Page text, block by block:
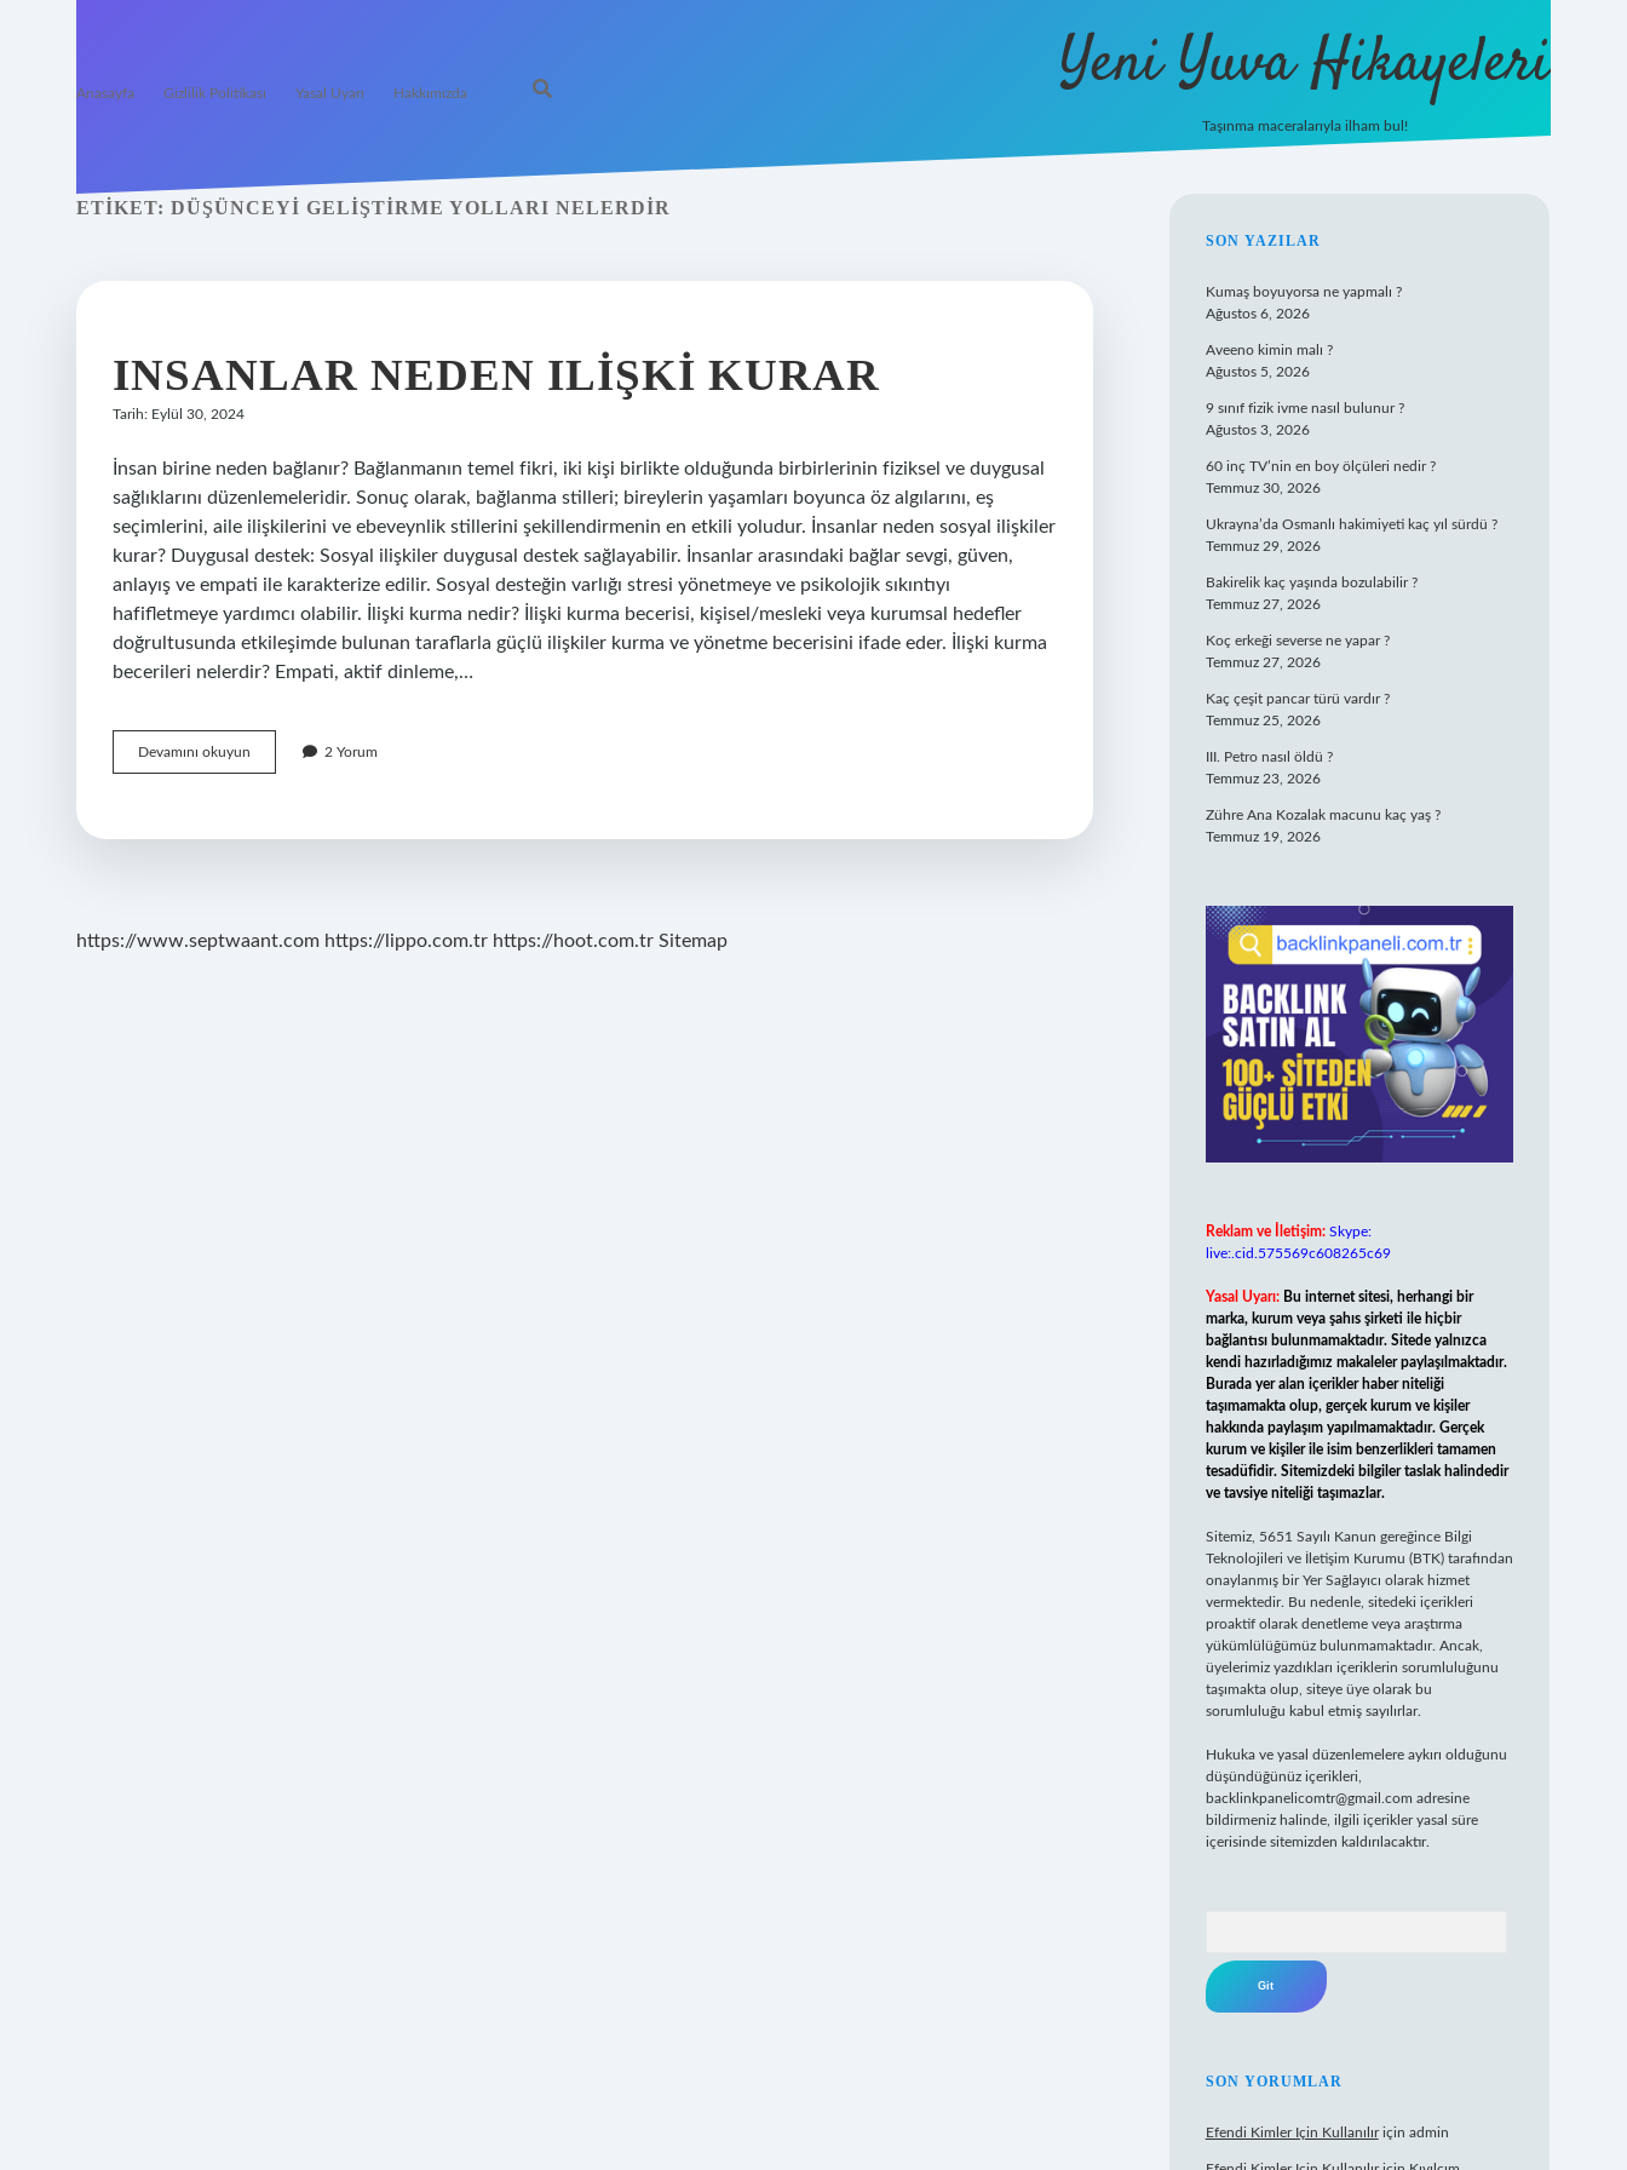
Anasayfa Gizlilik Politikası Yasal Uyarı Hakkımızda Yeni Yuva Hikayeleri
Taşınma maceralarıyla ilham bul!
ETIKET: DÜŞÜNCEYI GELIŞTIRME YOLLARI NELERDIR
INSANLAR NEDEN ILIŞKI KURAR
Tarih: Eylül 30, 2024
İnsan birine neden bağlanır? Bağlanmanın temel fikri, iki kişi birlikte olduğunda birbirlerinin fiziksel ve duygusal
sağlıklarını düzenlemeleridir. Sonuç olarak, bağlanma stilleri; bireylerin yaşamları boyunca öz algılarını, eş
seçimlerini, aile ilişkilerini ve ebeveynlik stillerini şekillendirmenin en etkili yoludur. İnsanlar neden sosyal ilişkiler
kurar? Duygusal destek: Sosyal ilişkiler duygusal destek sağlayabilir. İnsanlar arasındaki bağlar sevgi, güven,
anlayış ve empati ile karakterize edilir. Sosyal desteğin varlığı stresi yönetmeye ve psikolojik sıkıntıyı
hafifletmeye yardımcı olabilir. İlişki kurma nedir? İlişki kurma becerisi, kişisel/mesleki veya kurumsal hedefler
doğrultusunda etkileşimde bulunan taraflarla güçlü ilişkiler kurma ve yönetme becerisini ifade eder. İlişki kurma
becerileri nelerdir? Empati, aktif dinleme,…
Devamını okuyun
Neden
2 Yorum
https://www.septwaant.com https://lippo.com.tr https://hoot.com.tr Sitemap
SIDEBAR
SON YAZILAR
Kumaş boyuyorsa ne yapmalı ?
Ağustos 6, 2026
Aveeno kimin malı ?
Ağustos 5, 2026
9 sınıf fizik ivme nasıl bulunur ?
Ağustos 3, 2026
60 inç TV’nin en boy ölçüleri nedir ?
Temmuz 30, 2026
Ukrayna’da Osmanlı hakimiyeti kaç yıl sürdü ?
Temmuz 29, 2026
Bakirelik kaç yaşında bozulabilir ?
Temmuz 27, 2026
Koç erkeği severse ne yapar ?
Temmuz 27, 2026
Kaç çeşit pancar türü vardır ?
Temmuz 25, 2026
III. Petro nasıl öldü ?
Temmuz 23, 2026
Zühre Ana Kozalak macunu kaç yaş ?
Temmuz 19, 2026
Reklam ve İletişim: Skype:
live:.cid.575569c608265c69
Yasal Uyarı: Bu internet sitesi, herhangi bir
marka, kurum veya şahıs şirketi ile hiçbir
bağlantısı bulunmamaktadır. Sitede yalnızca
kendi hazırladığımız makaleler paylaşılmaktadır.
Burada yer alan içerikler haber niteliği
taşımamakta olup, gerçek kurum ve kişiler
hakkında paylaşım yapılmamaktadır. Gerçek
kurum ve kişiler ile isim benzerlikleri tamamen
tesadüfidir. Sitemizdeki bilgiler taslak halindedir
ve tavsiye niteliği taşımazlar.
Sitemiz, 5651 Sayılı Kanun gereğince Bilgi
Teknolojileri ve İletişim Kurumu (BTK) tarafından
onaylanmış bir Yer Sağlayıcı olarak hizmet
vermektedir. Bu nedenle, sitedeki içerikleri
proaktif olarak denetleme veya araştırma
yükümlülüğümüz bulunmamaktadır. Ancak,
üyelerimiz yazdıkları içeriklerin sorumluluğunu
taşımakta olup, siteye üye olarak bu
sorumluluğu kabul etmiş sayılırlar.
Hukuka ve yasal düzenlemelere aykırı olduğunu
düşündüğünüz içerikleri,
backlinkpanelicomtr@gmail.com adresine
bildirmeniz halinde, ilgili içerikler yasal süre
içerisinde sitemizden kaldırılacaktır.
SON YORUMLAR
Efendi Kimler Için Kullanılıriçin admin